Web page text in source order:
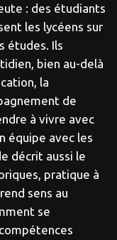
: des étudiants
les lycéens sur
études. Ils
bien au-delà
la
de
à vivre avec
équipe avec les
décrit aussi le
pratique à
sens au
se